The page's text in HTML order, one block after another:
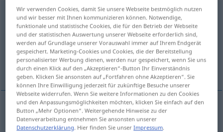
Geweben
Übersicht aller Übersetzungen
(Für mehr Details die Übersetzung anklicken/antippen)
тканина, ткиво
тканина Gewebe
Wir verwenden Cookies, damit Sie unsere Webseite bestmöglich nutzen
und wir besser mit Ihnen kommunizieren können. Notwendige,
funktionale und statistische Cookies, die für den Betrieb der Webseite
und der statistischen Auswertung unserer Webseite erforderlich sind,
werden auf Grundlage unserer Vorauswahl immer auf Ihrem Endgerät
gespeichert. Marketing-Cookies und Cookies, die der Bereitstellung
personalisierter Werbung dienen, werden nur gespeichert, wenn Sie uns
durch einen Klick auf den „Akzeptieren“-Button Ihr Einverständnis
geben. Klicken Sie ansonsten auf „Fortfahren ohne Akzeptieren“. Sie
können Ihre Einwilligung jederzeit für zukünftige Besuche unserer
Webseite widerrufen. Wenn Sie weitere Informationen zu den Cookies
und den Anpassungsmöglichkeiten möchten, klicken Sie einfach auf den
Button „Mehr Optionen“. Weitergehende Hinweise zu der
Datenverarbeitung entnehmen Sie ansonsten unserer
Datenschutzerklärung. Hier finden Sie unserImpressum.